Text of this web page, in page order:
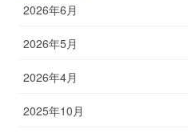
2026年6月
2026年5月
2026年4月
2025年10月